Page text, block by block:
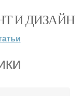
И ДИЗАЙН